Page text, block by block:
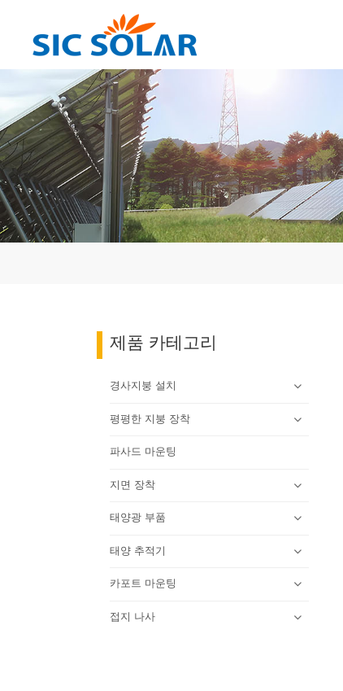
제품 카테고리
경사지붕 설치
평평한 지붕 장착
파사드 마운팅
지면 장착
태양광 부품
태양 추적기
카포트 마운팅
접지 나사